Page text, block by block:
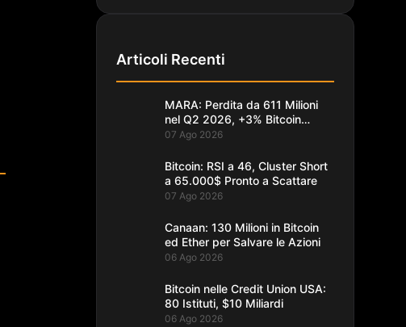
Articoli Recenti
MARA: Perdita da 611 Milioni
nel Q2 2026, +3% Bitcoin
Minati
07 Ago 2026
Bitcoin: RSI a 46, Cluster Short
a 65.000$ Pronto a Scattare
07 Ago 2026
Canaan: 130 Milioni in Bitcoin
ed Ether per Salvare le Azioni
06 Ago 2026
Bitcoin nelle Credit Union USA:
80 Istituti, $10 Miliardi
06 Ago 2026